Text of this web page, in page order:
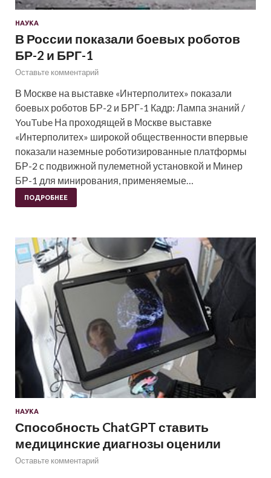
НАУКА
В России показали боевых роботов
БР-2 и БРГ-1
Оставьте комментарий
В Москве на выставке «Интерполитех» показали
боевых роботов БР-2 и БРГ-1 Кадр: Лампа знаний /
YouTube На проходящей в Москве выставке
«Интерполитех» широкой общественности впервые
показали наземные роботизированные платформы
БР-2 с подвижной пулеметной установкой и Минер
БР-1 для минирования, применяемые…
ПОДРОБНЕЕ
НАУКА
Способность ChatGPT ставить
медицинские диагнозы оценили
Оставьте комментарий